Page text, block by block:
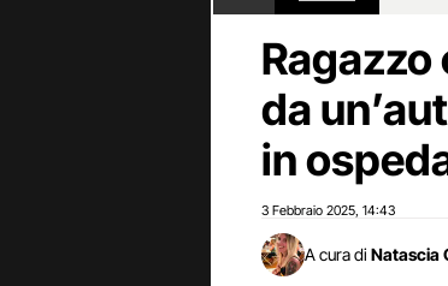
da
in
3 Febbraio 2025 14:43
A cura di Natascia